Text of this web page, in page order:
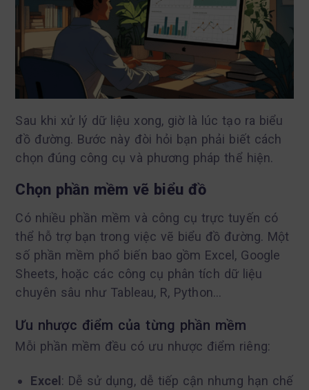
Sau khi xử lý dữ liệu xong, giờ là lúc tạo ra biểu
đồ đường. Bước này đòi hỏi bạn phải biết cách
chọn đúng công cụ và phương pháp thể hiện.
Chọn phần mềm vẽ biểu đồ
Có nhiều phần mềm và công cụ trực tuyến có
thể hỗ trợ bạn trong việc vẽ biểu đồ đường. Một
số phần mềm phổ biến bao gồm Excel, Google
Sheets, hoặc các công cụ phân tích dữ liệu
chuyên sâu như Tableau, R, Python…
Ưu nhược điểm của từng phần mềm
Mỗi phần mềm đều có ưu nhược điểm riêng:
Excel : Dễ sử dụng, dễ tiếp cận nhưng hạn chế